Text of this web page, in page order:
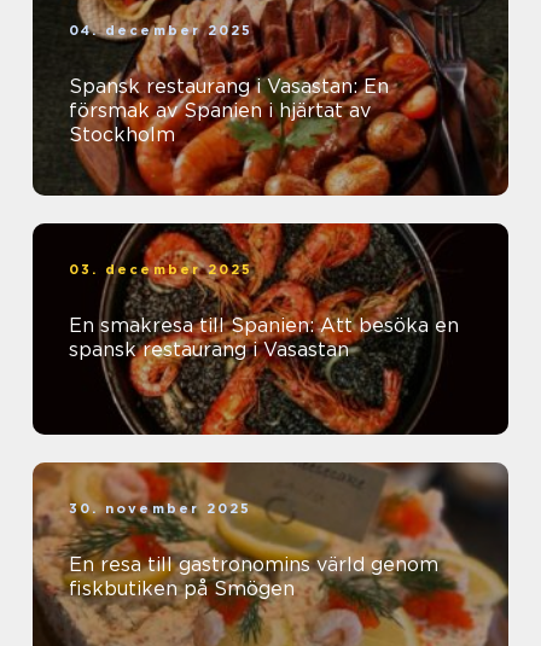
04. december 2025
Spansk restaurang i Vasastan: En
försmak av Spanien i hjärtat av
Stockholm
03. december 2025
En smakresa till Spanien: Att besöka en
spansk restaurang i Vasastan
30. november 2025
En resa till gastronomins värld genom
fiskbutiken på Smögen